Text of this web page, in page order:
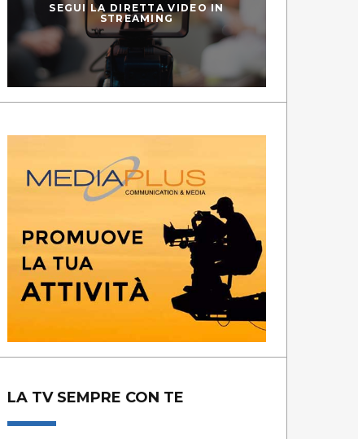
SEGUI LA DIRETTA VIDEO IN
STREAMING
LA TV SEMPRE CON TE